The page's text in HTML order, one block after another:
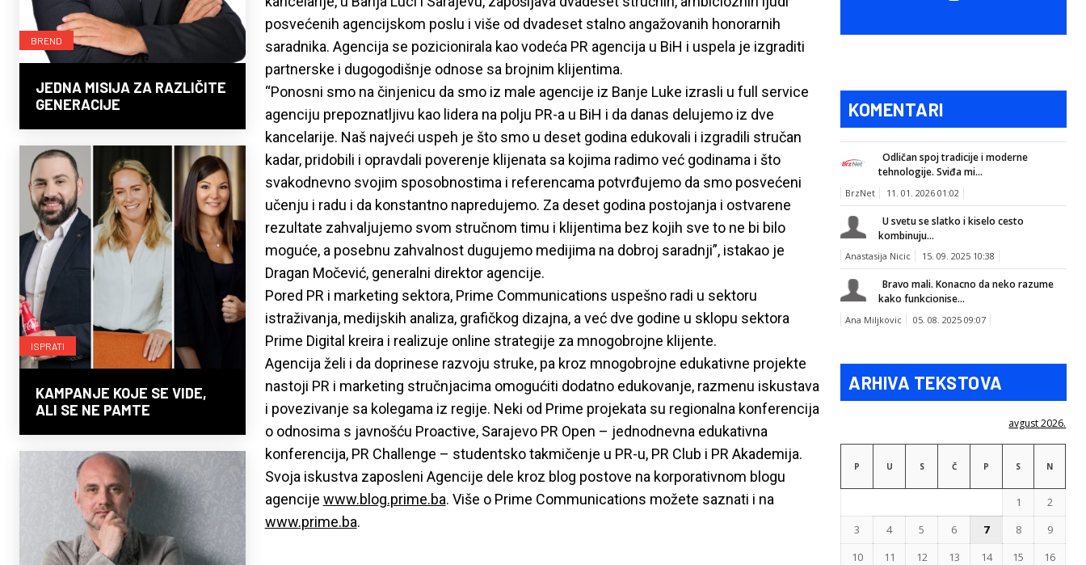
BREND
JEDNA MISIJA ZA RAZLIČITE
GENERACIJE
ISPRATI
KAMPANJE KOJE SE VIDE,
ALI SE NE PAMTE
posvećenih agencijskom poslu i više od dvadeset stalno angažovanih honorarnih
saradnika. Agencija se pozicionirala kao vodeća PR agencija u BiH i uspela je izgraditi
partnerske i dugogodišnje odnose sa brojnim klijentima.
“Ponosni smo na činjenicu da smo iz male agencije iz Banje Luke izrasli u full service
agenciju prepoznatljivu kao lidera na polju PR-a u BiH i da danas delujemo iz dve
kancelarije. Naš najveći uspeh je što smo u deset godina edukovali i izgradili stručan
kadar, pridobili i opravdali poverenje klijenata sa kojima radimo već godinama i što
svakodnevno svojim sposobnostima i referencama potvrđujemo da smo posvećeni
učenju i radu i da konstantno napredujemo. Za deset godina postojanja i ostvarene
rezultate zahvaljujemo svom stručnom timu i klijentima bez kojih sve to ne bi bilo
moguće, a posebnu zahvalnost dugujemo medijima na dobroj saradnji”, istakao je
Dragan Močević, generalni direktor agencije.
Pored PR i marketing sektora, Prime Communications uspešno radi u sektoru
istraživanja, medijskih analiza, grafičkog dizajna, a već dve godine u sklopu sektora
Prime Digital kreira i realizuje online strategije za mnogobrojne klijente.
Agencija želi i da doprinese razvoju struke, pa kroz mnogobrojne edukativne projekte
nastoji PR i marketing stručnjacima omogućiti dodatno edukovanje, razmenu iskustava
i povezivanje sa kolegama iz regije. Neki od Prime projekata su regionalna konferencija
o odnosima s javnošću Proactive, Sarajevo PR Open – jednodnevna edukativna
konferencija, PR Challenge – studentsko takmičenje u PR-u, PR Club i PR Akademija.
Svoja iskustva zaposleni Agencije dele kroz blog postove na korporativnom blogu
agencije www.blog.prime.ba. Više o Prime Communications možete saznati i na
www.prime.ba.
KOMENTARI
Odličan spoj tradicije i moderne
tehnologije. Sviđa mi...
BrzNet 11. 01. 2026 01:02
U svetu se slatko i kiselo cesto
kombinuju...
Anastasija Nicic 15. 09. 2025 10:38
Bravo mali. Konacno da neko razume
kako funkcionise...
Ana Miljkovic 05. 08. 2025 09:07
ARHIVA TEKSTOVA
avgust 2026.
P U S Č P S N
1
2
3
4 5 6 7 8
9
10
11 12 13 14 15
16